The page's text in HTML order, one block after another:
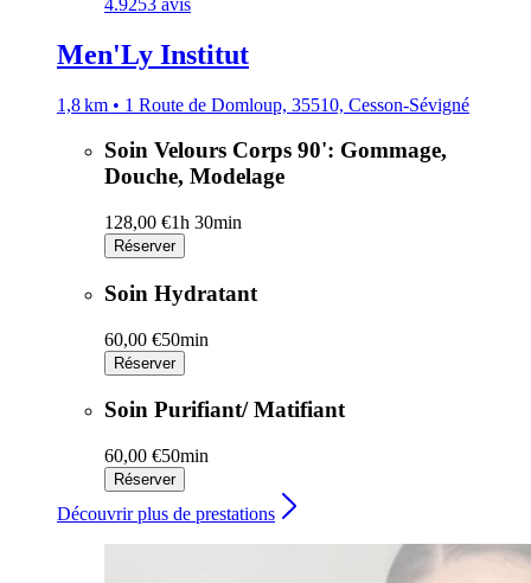
4.9253 avis
Men'Ly Institut
1,8 km • 1 Route de Domloup, 35510, Cesson-Sévigné
Soin Velours Corps 90': Gommage,
Douche, Modelage
128,00 €1h 30min
Réserver
Soin Hydratant
60,00 €50min
Réserver
Soin Purifiant/ Matifiant
60,00 €50min
Réserver
Découvrir plus de prestations